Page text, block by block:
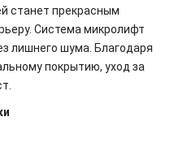
станет прекрасным
Система микролифт
лишнего шума. Благодаря
покрытию, уход за